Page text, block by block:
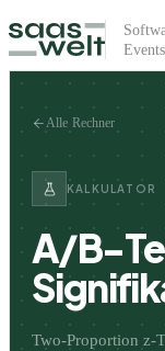
Events
Alle Rechner
KALKULATOR
A/B-
Two-Proportion z-